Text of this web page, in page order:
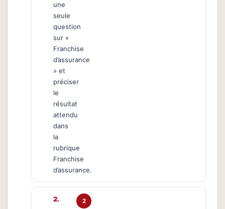
une
seule
question
sur «
Franchise
d’assurance
» et
préciser
le
résultat
attendu
dans
la
rubrique
Franchise
d’assurance.
2